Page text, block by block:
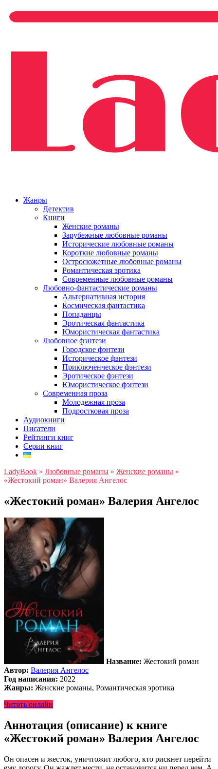
Жанры
Детектив
Книги
Женские романы
Зарубежные любовные романы
Исторические любовные романы
Короткие любовные романы
Остросюжетные любовные романы
Романтическая эротика
Современные любовные романы
Любовно-фантастические романы
Альтернативная история
Космическая фантастика
Попаданцы
Эротическая фантастика
Юмористическая фантастика
Любовное фэнтези
Городское фэнтези
Историческое фэнтези
Приключенческое фэнтези
Эротическое фэнтези
Юмористическое фэнтези
Современная проза
Молодежная проза
Подростковая проза
Аудиокниги
Писатели
Рейтинги книг
Серии книг
LadyBook » Любовные романы » Женские романы »
«Жестокий роман» Валерия Ангелос
«Жестокий роман» Валерия Ангелос
Название: Жестокий роман
Автор: Валерия Ангелос
Год написания: 2022
Жанры: Женские романы, Романтическая эротика
Читать онлайн
Аннотация (описание) к книге
«Жестокий роман» Валерия Ангелос
Он опасен и жесток, уничтожит любого, кто рискнет перейти